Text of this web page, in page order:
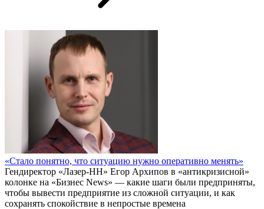
«Стало понятно, что ситуацию нужно оперативно менять»
Гендиректор «Лазер-НН» Егор Архипов в «антикризисной»
колонке на «Бизнес News» — какие шаги были предприняты,
чтобы вывести предприятие из сложной ситуации, и как
сохранять спокойствие в непростые времена